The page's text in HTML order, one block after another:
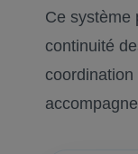
Ce système
continuité